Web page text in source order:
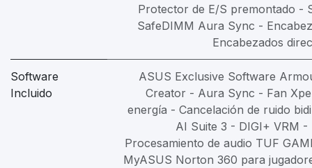
Protector de E/S premontado -
SafeDIMM Aura Sync -
Encabezados
Software
Incluido
ASUS Exclusive Software
Creator - Aura Sync - Fan
energía - Cancelación de ruido
AI Suite 3 - DIGI+ VRM -
Procesamiento de audio TUF
MyASUS Norton 360 para